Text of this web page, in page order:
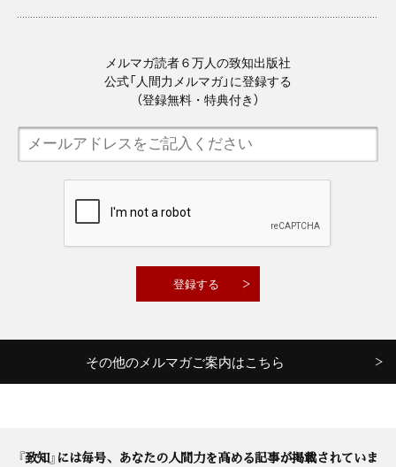
メルマガ読者６万人の致知出版社
公式「人間力メルマガ」に登録する
（登録無料・特典付き）
その他のメルマガご案内はこちら
『致知』には毎号、あなたの人間力を高める記事が掲載されていま